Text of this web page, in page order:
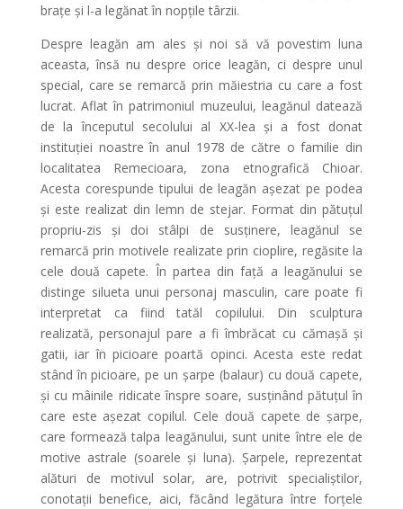
brațe și l-a legănat în nopțile târzii.
Despre leagăn am ales și noi să vă povestim luna
aceasta, însă nu despre orice leagăn, ci despre unul
special, care se remarcă prin măiestria cu care a fost
lucrat. Aflat în patrimoniul muzeului, leagănul datează
de la începutul secolului al XX-lea și a fost donat
instituției noastre în anul 1978 de către o familie din
localitatea Remecioara, zona etnografică Chioar.
Acesta corespunde tipului de leagăn așezat pe podea
și este realizat din lemn de stejar. Format din pătuțul
propriu-zis și doi stâlpi de susținere, leagănul se
remarcă prin motivele realizate prin cioplire, regăsite la
cele două capete. În partea din față a leagănului se
distinge silueta unui personaj masculin, care poate fi
interpretat ca fiind tatăl copilului. Din sculptura
realizată, personajul pare a fi îmbrăcat cu cămașă și
gatii, iar în picioare poartă opinci. Acesta este redat
stând în picioare, pe un șarpe (balaur) cu două capete,
și cu mâinile ridicate înspre soare, susținând pătuțul în
care este așezat copilul. Cele două capete de șarpe,
care formează talpa leagănului, sunt unite între ele de
motive astrale (soarele și luna). Șarpele, reprezentat
alături de motivul solar, are, potrivit specialiștilor,
conotații benefice, aici, făcând legătura între forțele